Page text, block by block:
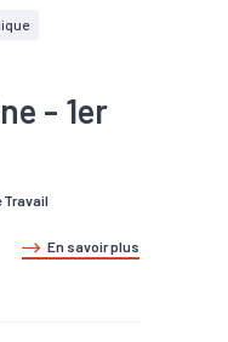
- 1er
Travail
En savoir plus